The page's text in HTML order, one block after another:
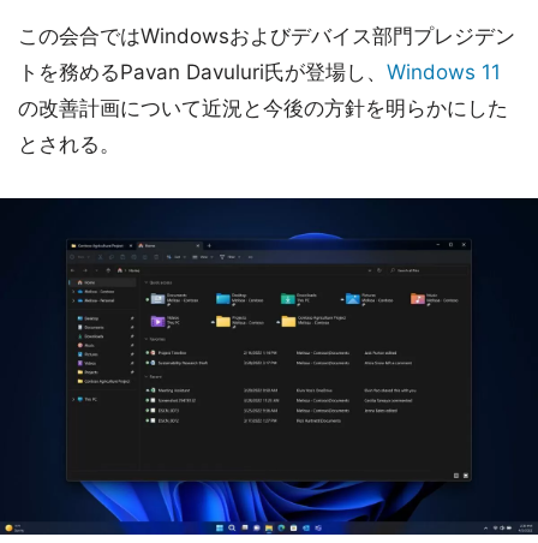
この会合ではWindowsおよびデバイス部門プレジデン
トを務めるPavan Davuluri氏が登場し、 Windows 11
の改善計画について近況と今後の方針を明らかにした
とされる。